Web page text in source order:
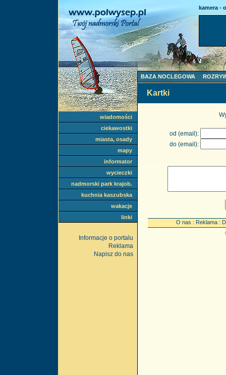
od (email):
do (email):
O nas : Reklama :
kamera -
BAZA NOCLEGOWA
wiadomości
ciekawostki
miasta, osady
mapy
informator
wycieczki
nadmorski park krajob.
kuchnia kaszubska
wakacje
linki
Informacje o portalu
Reklama
Napisz do nas
Kartki